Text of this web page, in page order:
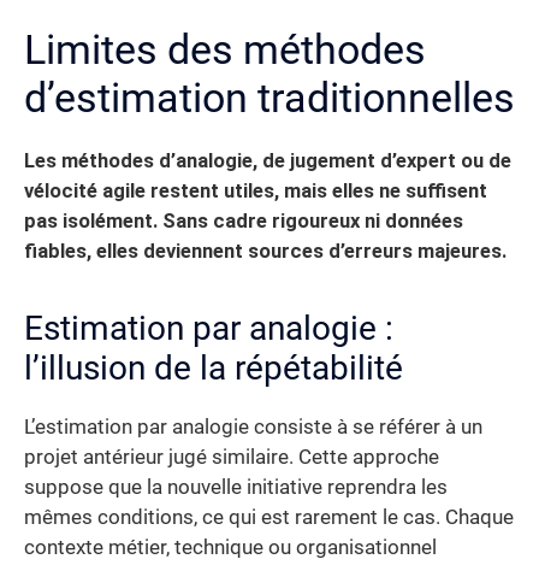
Limites des méthodes
d’estimation traditionnelles
Les méthodes d’analogie, de jugement d’expert ou de
vélocité agile restent utiles, mais elles ne suffisent
pas isolément. Sans cadre rigoureux ni données
fiables, elles deviennent sources d’erreurs majeures.
Estimation par analogie :
l’illusion de la répétabilité
L’estimation par analogie consiste à se référer à un
projet antérieur jugé similaire. Cette approche
suppose que la nouvelle initiative reprendra les
mêmes conditions, ce qui est rarement le cas. Chaque
contexte métier, technique ou organisationnel